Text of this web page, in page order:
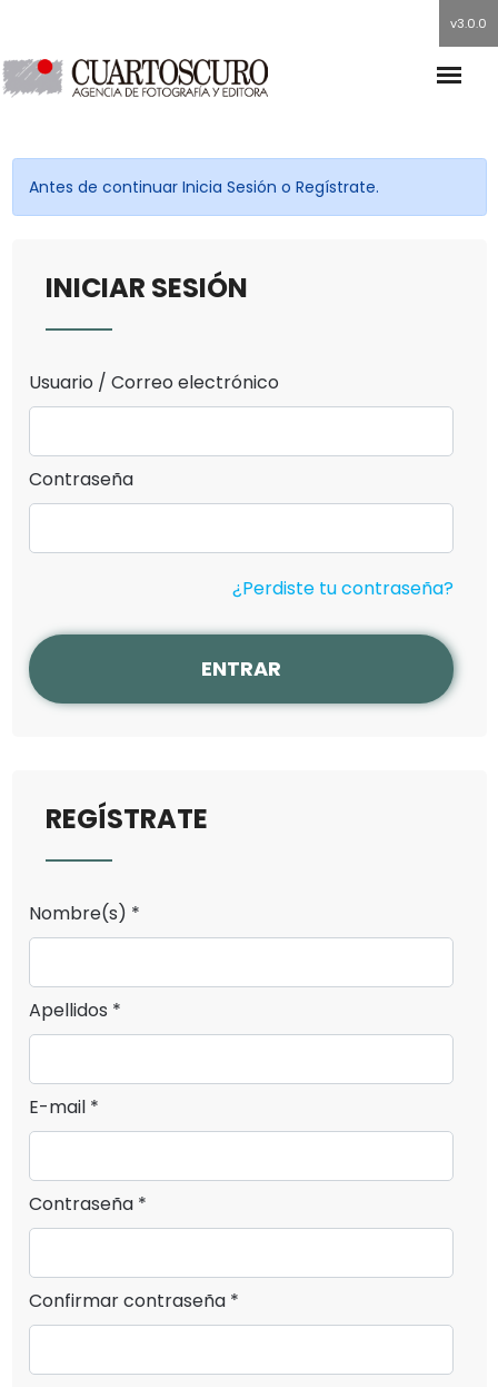
v3.0.0
Antes de continuar Inicia Sesión o Regístrate.
INICIAR SESIÓN
Usuario / Correo electrónico
Contraseña
¿Perdiste tu contraseña?
ENTRAR
REGÍSTRATE
Nombre(s) *
Apellidos *
E-mail *
Contraseña *
Confirmar contraseña *